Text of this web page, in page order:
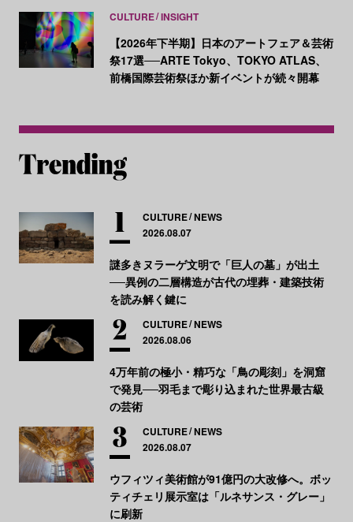
CULTURE INSIGHT
【2026年下半期】日本のアートフェア＆芸術
祭17選──ARTE Tokyo、TOKYO ATLAS、
前橋国際芸術祭ほか新イベントが続々開幕
CULTURE NEWS
2026.08.07
謎多きヌラーゲ文明で「巨人の墓」が出土
──異例の二層構造が古代の埋葬・建築技術
を読み解く鍵に
CULTURE NEWS
2026.08.06
4万年前の極小・精巧な「鳥の彫刻」を洞窟
で発見──羽毛まで彫り込まれた世界最古級
の芸術
CULTURE NEWS
2026.08.07
ウフィツィ美術館が91億円の大改修へ。ボッ
ティチェリ展示室は「ルネサンス・グレー」
に刷新